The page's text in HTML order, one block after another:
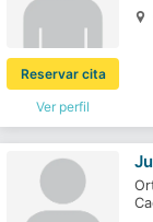
Ver perfil
Reservar cita